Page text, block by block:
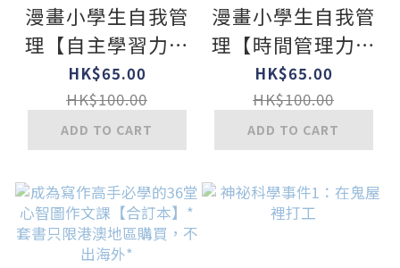
漫畫小學生自我管
理【自主學習力】
我想學，我會學！
HK$65.00
HK$100.00
ADD TO CART
漫畫小學生自我管
理【時間管理力】
不瞎忙，終結拖
延！
HK$65.00
HK$100.00
ADD TO CART